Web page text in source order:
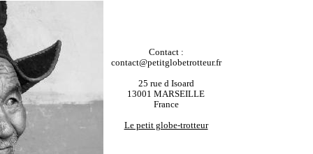
Contact :
contact@petitglobetrotteur.fr
25 rue d Isoard
13001 MARSEILLE
France
Le petit globe-trotteur